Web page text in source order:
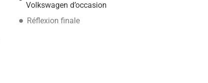
Volkswagen d’occasion
Réflexion finale